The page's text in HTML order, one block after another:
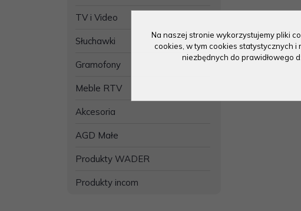
TV i Video
Słuchawki
Gramofony
Meble RTV
Akcesoria
AGD Małe
Produkty WADER
Produkty incom
Na naszej stronie wykorzystujemy pliki
cookies, w tym cookies statystycznych i
niezbędnych do prawidłowego